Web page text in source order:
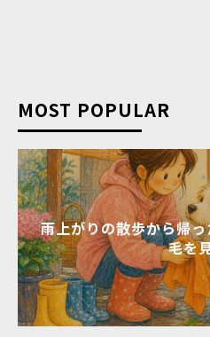
MOST POPULAR
雨上がりの散歩から帰
毛を